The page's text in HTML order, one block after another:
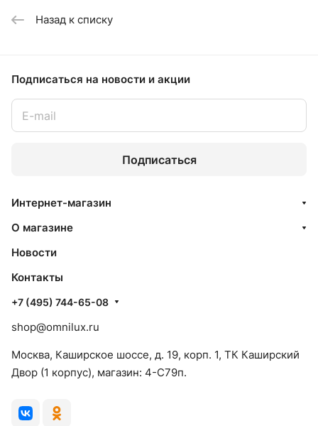
Назад к списку
Подписаться на новости и акции
Подписаться
Интернет-магазин
О магазине
Новости
Контакты
+7 (495) 744-65-08
shop@omnilux.ru
Москва, Каширское шоссе, д. 19, корп. 1, ТК Каширский
Двор (1 корпус), магазин: 4-C79п.